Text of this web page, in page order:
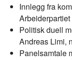
Innlegg fra
Arbeiderpartiet
Politisk duell
Andreas Limi,
Panelsamtale